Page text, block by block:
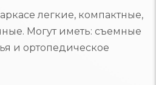
легкие, компактные,
Могут иметь: съемные
и ортопедическое